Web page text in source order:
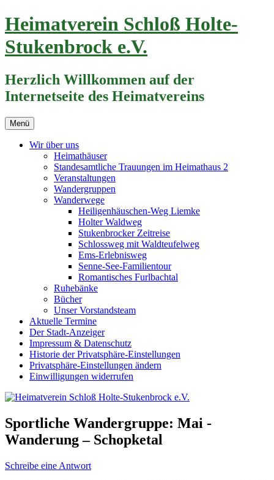
Zum
Inhalt
springen
Heimatverein Schloß Holte-
Stukenbrock e.V.
Herzlich Willkommen auf der
Internetseite des Heimatvereins
Menü
Wir über uns
Heimathäuser
Standesamtliche Trauungen im Heimathaus 2
Veranstaltungen
Wandergruppen
Wanderwege
Heiligenhäuschen-Weg Liemke
Holter Waldweg
Stukenbrocker Zeitreise
Schlossweg mit Waldteufelweg
Ems-Erlebnisweg
Senne-See-Familientour
Romantisches Furlbachtal
Ruhebänke
Bücher
Unser Vorstandsteam
Aktuelle Termine
Der Stadt-Anzeiger
Impressum & Datenschutz
Historie der Privatsphäre-Einstellungen
Privatsphäre-Einstellungen ändern
Einwilligungen widerrufen
Sportliche Wandergruppe: Mai -
Wanderung – Schopketal
Schreibe eine Antwort